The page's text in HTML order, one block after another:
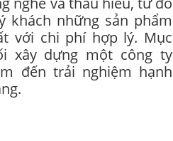
khách những sản phẩm
với chi phí hợp lý. Mục
xây dựng một công ty
đến trải nghiệm hạnh